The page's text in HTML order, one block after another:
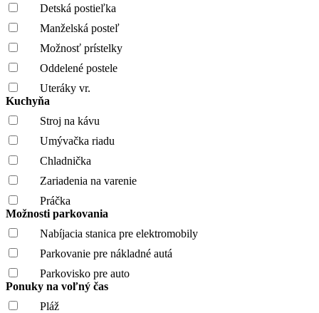
Detská postieľka
Manželská posteľ
Možnosť prístelky
Oddelené postele
Uteráky vr.
Kuchyňa
Stroj na kávu
Umývačka riadu
Chladnička
Zariadenia na varenie
Práčka
Možnosti parkovania
Nabíjacia stanica pre elektromobily
Parkovanie pre nákladné autá
Parkovisko pre auto
Ponuky na voľný čas
Pláž